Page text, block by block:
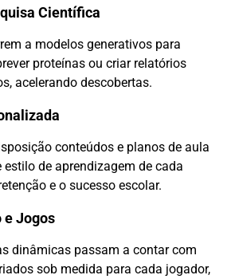
Científica
a modelos generativos para
proteínas ou criar relatórios
acelerando descobertas.
conteúdos e planos de aula
de aprendizagem de cada
e o sucesso escolar.
e Jogos
dinâmicas passam a contar com
sob medida para cada jogador,